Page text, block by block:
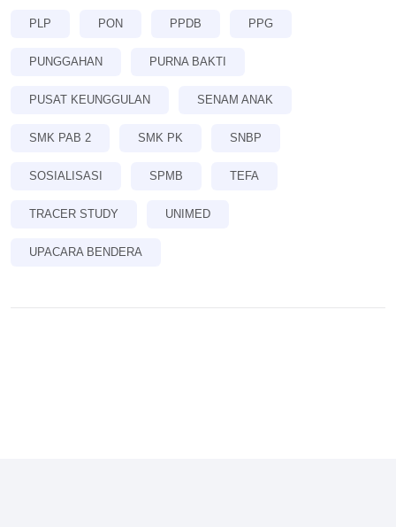
PLP PON PPDB PPG
PUNGGAHAN PURNA BAKTI
PUSAT KEUNGGULAN SENAM ANAK
SMK PAB 2 SMK PK SNBP
SOSIALISASI SPMB TEFA
TRACER STUDY UNIMED
UPACARA BENDERA